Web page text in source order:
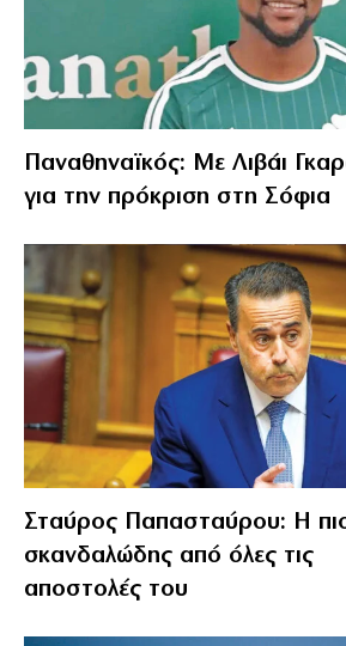
Παναθηναϊκός: Με Λιβάι
για την πρόκριση στη Σόφια
Σταύρος Παπασταύρου: Η
σκανδαλώδης από όλες τις
αποστολές του